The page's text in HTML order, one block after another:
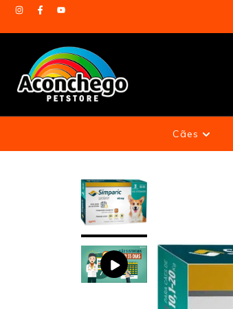
Cães